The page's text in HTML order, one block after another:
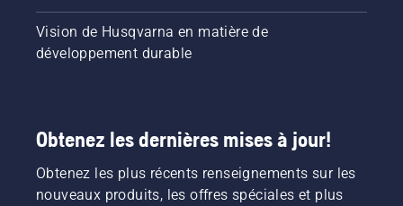
Vision de Husqvarna en matière de
développement durable
Obtenez les dernières mises à jour!
Obtenez les plus récents renseignements sur les
nouveaux produits, les offres spéciales et plus